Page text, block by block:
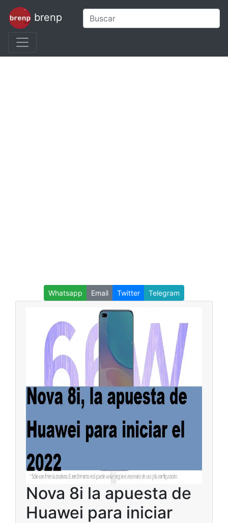
brenp
Whatsapp Email Twitter Telegram
Nova 8i la apuesta de
Huawei para iniciar